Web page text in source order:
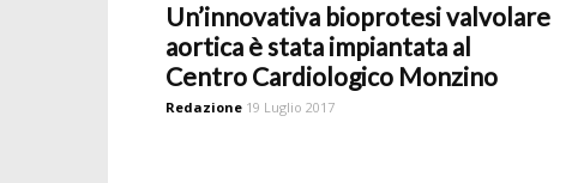
Un’innovativa bioprotesi valvolare
aortica è stata impiantata al
Centro Cardiologico Monzino
Redazione 19 Luglio 2017